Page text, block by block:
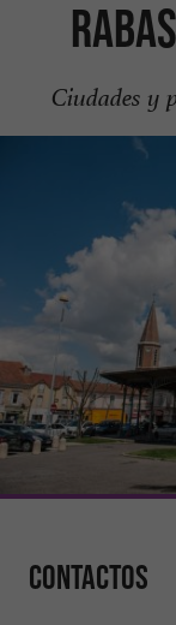
Ciudades y
Contactos